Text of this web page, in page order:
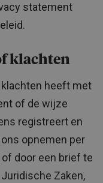
statement
klachten
heeft met
of de wijze
registreert en
opnemen per
of door een brief te
Zaken,